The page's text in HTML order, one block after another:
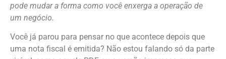
pode mudar a forma como você enxerga a operação de
um negócio.
Você já parou para pensar no que acontece depois que
uma nota fiscal é emitida? Não estou falando só da parte